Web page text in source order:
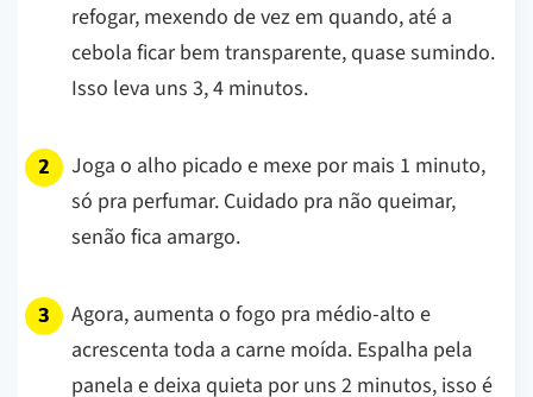
refogar, mexendo de vez em quando, até a
cebola ficar bem transparente, quase sumindo.
Isso leva uns 3, 4 minutos.
Joga o alho picado e mexe por mais 1 minuto,
só pra perfumar. Cuidado pra não queimar,
senão fica amargo.
Agora, aumenta o fogo pra médio-alto e
acrescenta toda a carne moída. Espalha pela
panela e deixa quieta por uns 2 minutos, isso é